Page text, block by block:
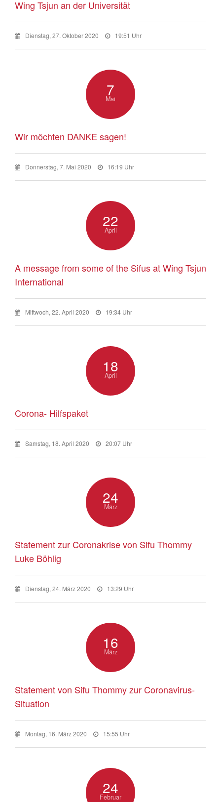
Wing Tsjun an der Universität
Dienstag, 27. Oktober 2020 19:51 Uhr
7
Mai
Wir möchten DANKE sagen!
Donnerstag, 7. Mai 2020 16:19 Uhr
22
April
A message from some of the Sifus at Wing Tsjun
International
Mittwoch, 22. April 2020 19:34 Uhr
18
April
Corona- Hilfspaket
Samstag, 18. April 2020 20:07 Uhr
24
März
Statement zur Coronakrise von Sifu Thommy
Luke Böhlig
Dienstag, 24. März 2020 13:29 Uhr
16
März
Statement von Sifu Thommy zur Coronavirus-
Situation
Montag, 16. März 2020 15:55 Uhr
24
Februar